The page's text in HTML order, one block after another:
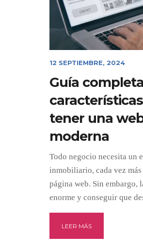
12 SEPTIEMBRE, 2024
Guía
tener una
moderna
Todo negocio necesita un
inmobiliario, cada vez
página web. Sin embargo,
enorme y conseguir que
LEER MÁS